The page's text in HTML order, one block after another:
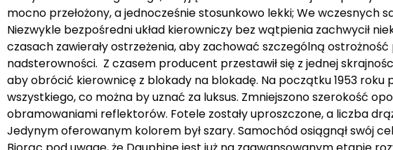
mocno przełożony, a jednocześnie stosunkowo lekki; We
Niezwykle bezpośredni układ kierowniczy bez wątpienia zachwycił
czasach zawierały ostrzeżenia, aby zachować szczególną
nadsterowności. Z czasem producent przestawił się z jednej
aby obrócić kierownicę z blokady na blokadę. Na początku 1953
wszystkiego, co można by uznać za luksus. Zmniejszono szerokość
obramowaniami reflektorów. Fotele zostały uproszczone, a liczba
Jedynym oferowanym kolorem był szary. Samochód osiągnął swój